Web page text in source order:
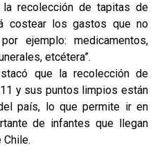
recolección de tapitas de
costear los gastos que no
ejemplo: medicamentos,
etcétera”.
que la recolección de
y sus puntos limpios están
país, lo que permite ir en
de infantes que llegan